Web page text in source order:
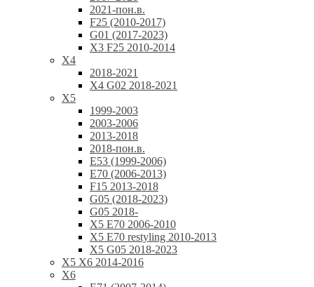
2021-пон.в.
F25 (2010-2017)
G01 (2017-2023)
X3 F25 2010-2014
X4
2018-2021
X4 G02 2018-2021
X5
1999-2003
2003-2006
2013-2018
2018-пон.в.
E53 (1999-2006)
E70 (2006-2013)
F15 2013-2018
G05 (2018-2023)
G05 2018-
X5 E70 2006-2010
X5 E70 restyling 2010-2013
X5 G05 2018-2023
X5 X6 2014-2016
X6